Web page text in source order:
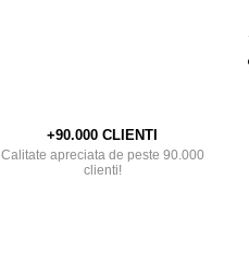
+90.000 CLIENTI
Calitate apreciata de peste 90.000
clienti!